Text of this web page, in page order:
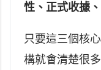
性、正式收據
只要這三個核
構就會清楚很